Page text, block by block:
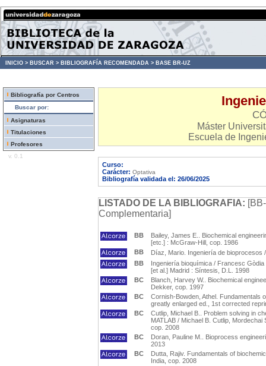
INICIO > BUSCAR > BIBLIOGRAFÍA RECOMENDADA > BASE BR-UZ
Bibliografía por Centros
Buscar por:
Asignaturas
Titulaciones
Profesores
v. 0.1
Máster
Escuela de
Curso:
Carácter: Optativa
Bibliografía validada el: 26/06/2025
LISTADO DE LA BIBLIOGRAFIA:
Complementaria]
BB
Bailey, James E.. Biochemical
[etc.] : McGraw-Hill, cop. 1986
BB
Díaz, Mario. Ingeniería de bioprocesos
BB
Ingeniería bioquímica / Francesc
[et al.] Madrid : Síntesis, D.L. 1998
BC
Blanch, Harvey W.. Biochemical
Dekker, cop. 1997
BC
Cornish-Bowden, Athel. Fundamentals
greatly enlarged ed., 1st corrected
BC
Cutlip, Michael B.. Problem solving in
MATLAB / Michael B. Cutlip,
cop. 2008
BC
Doran, Pauline M.. Bioprocess
2013
BC
Dutta, Rajiv. Fundamentals of
India, cop. 2008